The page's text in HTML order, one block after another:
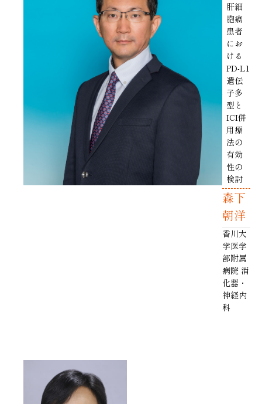
肝細
胞癌
患者
にお
ける
PD-L1
遺伝
子多
型と
ICI併
用療
法の
有効
性の
検討
森下
朝洋
香川大
学医学
部附属
病院 消
化器・
神経内
科